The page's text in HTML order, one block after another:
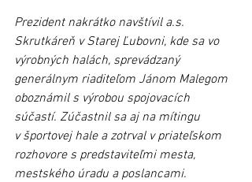
Prezident nakrátko navštívil a.s.
Skrutkáreň v Starej Ľubovni, kde sa vo
výrobných halách, sprevádzaný
generálnym riaditeľom Jánom Malegom
oboznámil s výrobou spojovacích
súčastí. Zúčastnil sa aj na mítingu
v športovej hale a zotrval v priateľskom
rozhovore s predstaviteľmi mesta,
mestského úradu a poslancami.